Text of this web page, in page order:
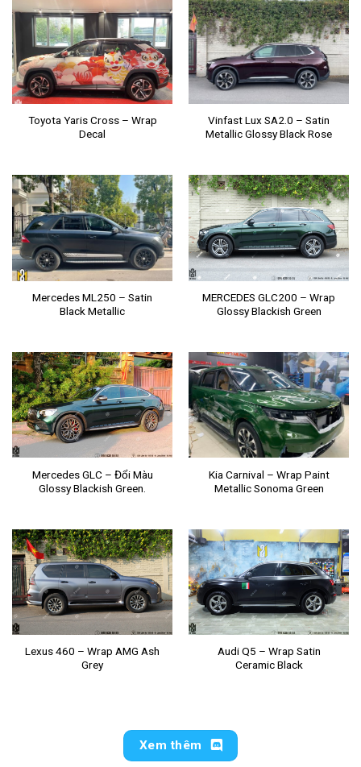
Toyota Yaris Cross – Wrap
Decal
Vinfast Lux SA2.0 – Satin
Metallic Glossy Black Rose
Mercedes ML250 – Satin
Black Metallic
MERCEDES GLC200 – Wrap
Glossy Blackish Green
Mercedes GLC – Đổi Màu
Glossy Blackish Green.
Kia Carnival – Wrap Paint
Metallic Sonoma Green
Lexus 460 – Wrap AMG Ash
Grey
Audi Q5 – Wrap Satin
Ceramic Black
Xem thêm